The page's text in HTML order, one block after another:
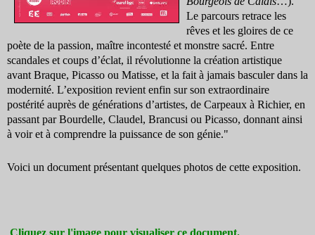
Le parcours retrace les
rêves et les gloires de ce
poète de la passion, maître incontesté et monstre sacré. Entre
scandales et coups d’éclat, il révolutionne la création artistique
avant Braque, Picasso ou Matisse, et la fait à jamais basculer dans la
modernité. L’exposition revient enfin sur son extraordinaire
postérité auprès de générations d’artistes, de Carpeaux à Richier, en
passant par Bourdelle, Claudel, Brancusi ou Picasso, donnant ainsi
à voir et à comprendre la puissance de son génie."
Voici un document présentant quelques photos de cette exposition.
Cliquez sur l'image pour visualiser ce document.